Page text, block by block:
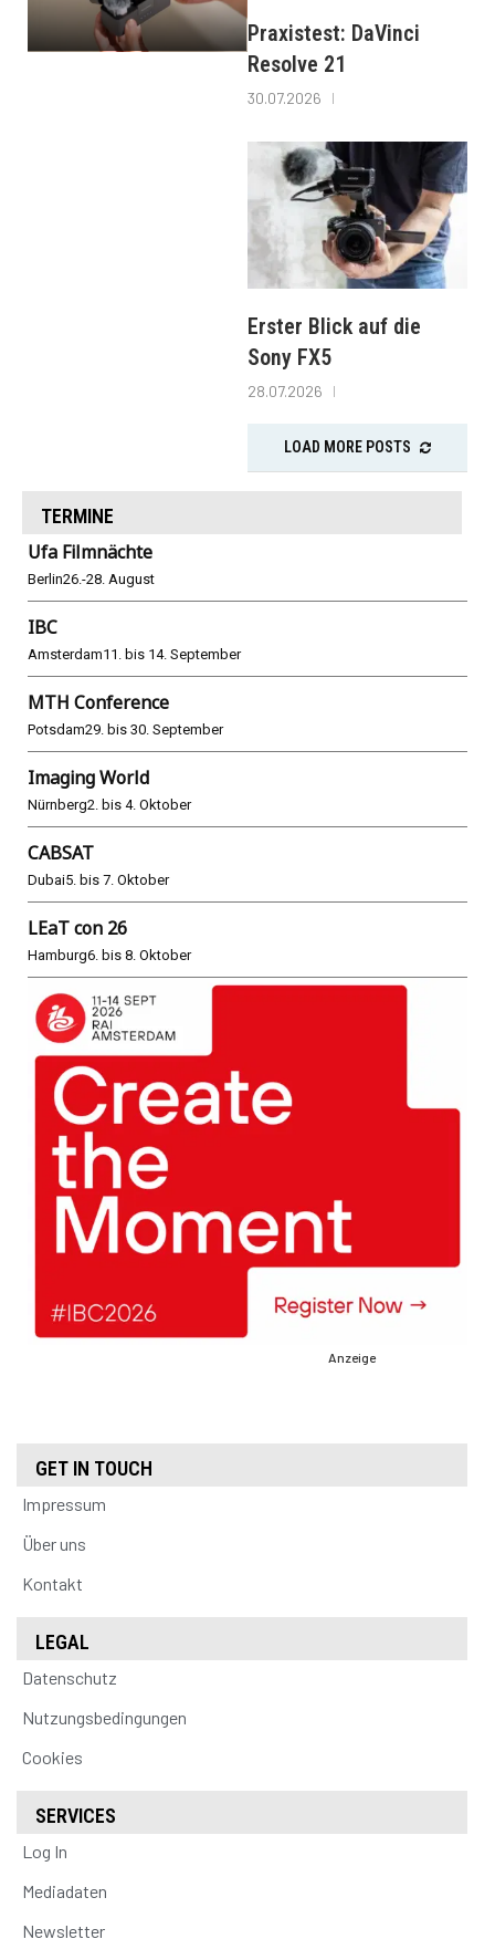
Praxistest: DaVinci
Resolve 21
30.07.2026
Erster Blick auf die
Sony FX5
28.07.2026
LOAD MORE POSTS
TERMINE
Ufa Filmnächte
Berlin26.-28. August
IBC
Amsterdam11. bis 14. September
MTH Conference
Potsdam29. bis 30. September
Imaging World
Nürnberg2. bis 4. Oktober
CABSAT
Dubai5. bis 7. Oktober
LEaT con 26
Hamburg6. bis 8. Oktober
Anzeige
GET IN TOUCH
Impressum
Über uns
Kontakt
LEGAL
Datenschutz
Nutzungsbedingungen
Cookies
SERVICES
Log In
Mediadaten
Newsletter